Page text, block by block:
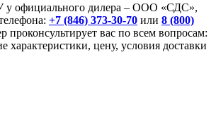
у официального дилера – ООО «СДС»,
+7 (846) 373-30-70 или 8 (800)
проконсультирует вас по всем вопросам:
характеристики, цену, условия доставки